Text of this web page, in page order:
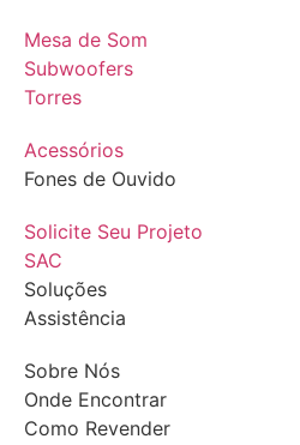
Mesa de Som
Subwoofers
Torres
Acessórios
Fones de Ouvido
Solicite Seu Projeto
SAC
Soluções
Assistência
Sobre Nós
Onde Encontrar
Como Revender